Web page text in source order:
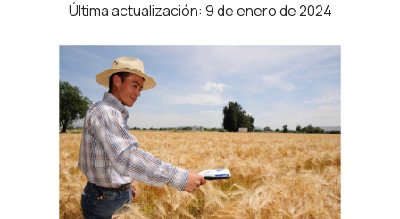
Última actualización: 9 de enero de 2024